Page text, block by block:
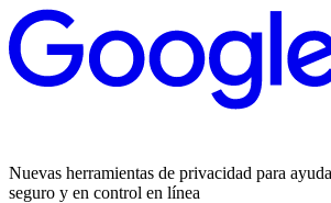
Nuevas herramientas de privacidad para
seguro y en control en línea